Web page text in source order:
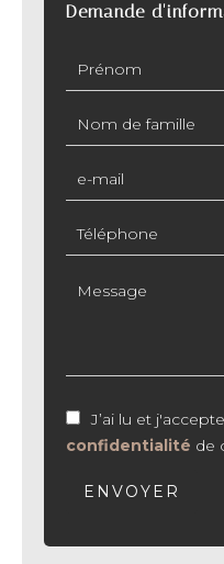
Demande
J’ai lu et
confidentialité de
ENVOYER